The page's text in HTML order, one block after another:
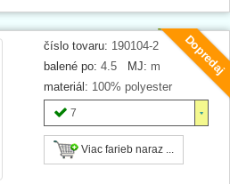
Dopredaj
číslo tovaru: 190104-2
balené po: 4.5 MJ: m
materiál: 100% polyester
7
Viac farieb naraz ...